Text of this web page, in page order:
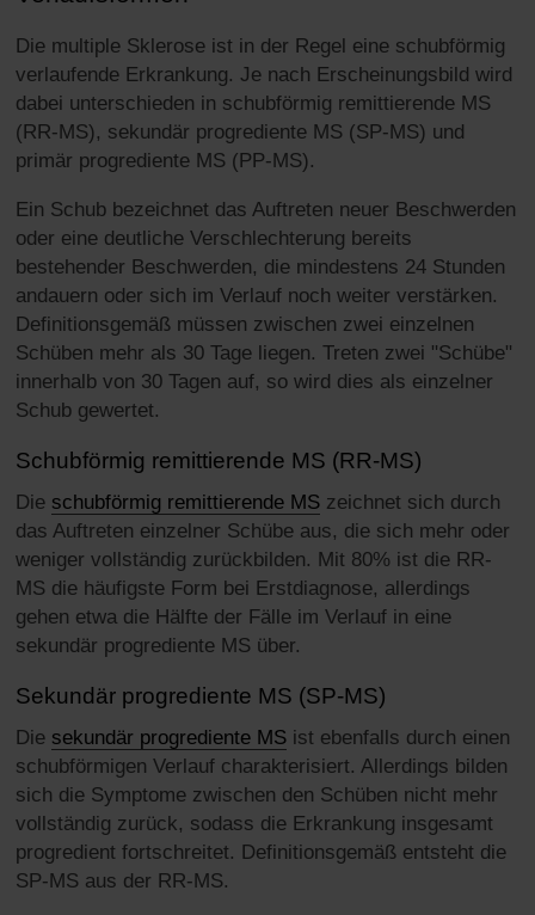
Die multiple Sklerose ist in der Regel eine schubförmig
verlaufende Erkrankung. Je nach Erscheinungsbild wird
dabei unterschieden in schubförmig remittierende MS
(RR-MS), sekundär progrediente MS (SP-MS) und
primär progrediente MS (PP-MS).
Ein Schub bezeichnet das Auftreten neuer Beschwerden
oder eine deutliche Verschlechterung bereits
bestehender Beschwerden, die mindestens 24 Stunden
andauern oder sich im Verlauf noch weiter verstärken.
Definitionsgemäß müssen zwischen zwei einzelnen
Schüben mehr als 30 Tage liegen. Treten zwei "Schübe"
innerhalb von 30 Tagen auf, so wird dies als einzelner
Schub gewertet.
Schubförmig remittierende MS (RR-MS)
Die schubförmig remittierende MS zeichnet sich durch
das Auftreten einzelner Schübe aus, die sich mehr oder
weniger vollständig zurückbilden. Mit 80% ist die RR-
MS die häufigste Form bei Erstdiagnose, allerdings
gehen etwa die Hälfte der Fälle im Verlauf in eine
sekundär progrediente MS über.
Sekundär progrediente MS (SP-MS)
Die sekundär progrediente MS ist ebenfalls durch einen
schubförmigen Verlauf charakterisiert. Allerdings bilden
sich die Symptome zwischen den Schüben nicht mehr
vollständig zurück, sodass die Erkrankung insgesamt
progredient fortschreitet. Definitionsgemäß entsteht die
SP-MS aus der RR-MS.